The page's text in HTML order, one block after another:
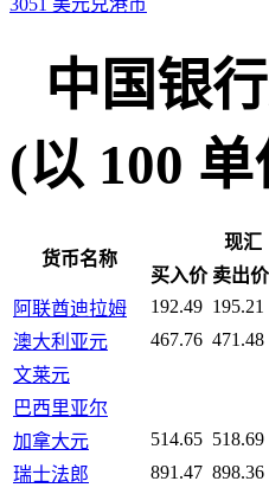
3051 美元兑港币
中国银
(以 100
货币名称
现汇
买入价 卖出价
阿联酋迪拉姆
192.49 195.21
澳大利亚元
467.76 471.48
文莱元
巴西里亚尔
加拿大元
514.65 518.69
瑞士法郎
891.47 898.36